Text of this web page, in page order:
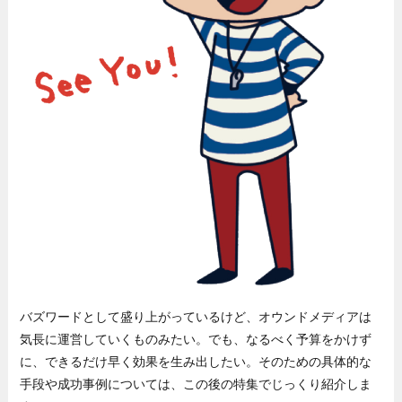
バズワードとして盛り上がっているけど、オウンドメディアは
気長に運営していくものみたい。でも、なるべく予算をかけず
に、できるだけ早く効果を生み出したい。そのための具体的な
手段や成功事例については、この後の特集でじっくり紹介しま